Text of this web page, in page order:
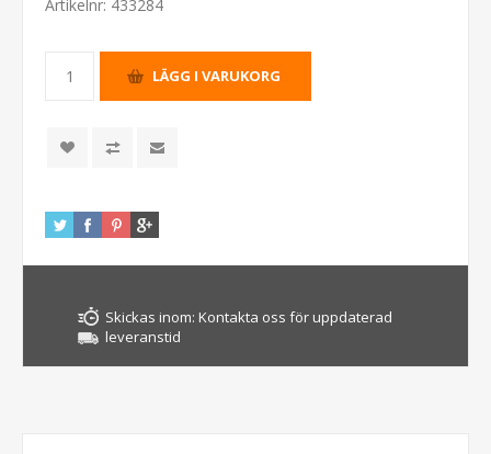
Artikelnr: 433284
Skickas inom: Kontakta oss för uppdaterad
leveranstid